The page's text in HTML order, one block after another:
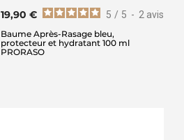
5 / 5 - 2 avis
19,90 €
Baume Après-Rasage bleu,
protecteur et hydratant 100 ml
PRORASO